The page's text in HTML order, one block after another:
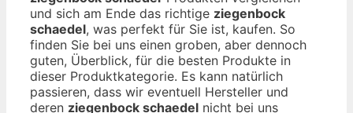
und sich am Ende das richtige ziegenbock
schaedel, was perfekt für Sie ist, kaufen. So
finden Sie bei uns einen groben, aber dennoch
guten, Überblick, für die besten Produkte in
dieser Produktkategorie. Es kann natürlich
passieren, dass wir eventuell Hersteller und
deren ziegenbock schaedel nicht bei uns